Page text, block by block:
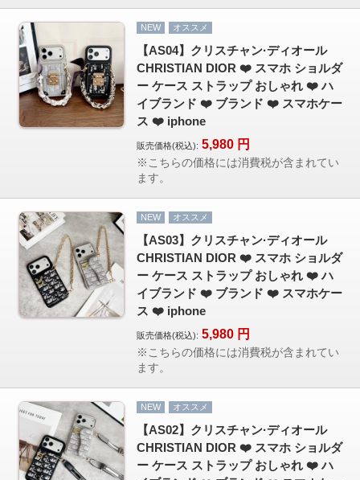
NEW オススメ
【AS04】クリスチャン·ディオール
CHRISTIAN DIOR ❤️ スマホ ショルダ
ー ケース ストラップ おしゃれ ❤️ ハ
イブランド ❤️ ブランド ❤️ スマホケー
ス ❤️ iphone
販売価格(税込): 5,980 円
※こちらの価格には消費税が含まれてい
ます。
NEW オススメ
【AS03】クリスチャン·ディオール
CHRISTIAN DIOR ❤️ スマホ ショルダ
ー ケース ストラップ おしゃれ ❤️ ハ
イブランド ❤️ ブランド ❤️ スマホケー
ス ❤️ iphone
販売価格(税込): 5,980 円
※こちらの価格には消費税が含まれてい
ます。
NEW オススメ
【AS02】クリスチャン·ディオール
CHRISTIAN DIOR ❤️ スマホ ショルダ
ー ケース ストラップ おしゃれ ❤️ ハ